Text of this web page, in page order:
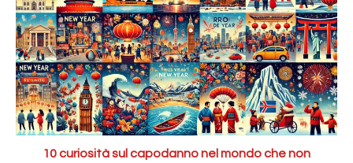
10 curiosità sul capodanno nel mondo che non